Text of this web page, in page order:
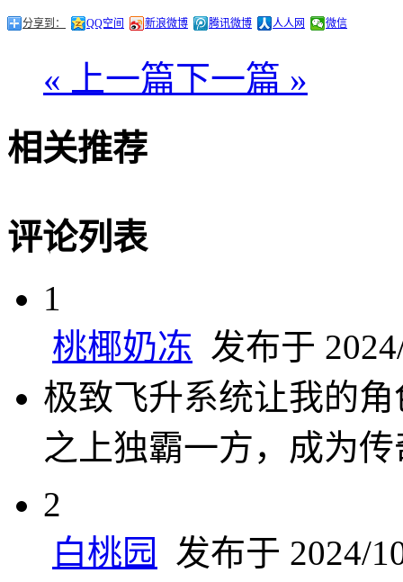
分享到： QQ空间 新浪微博 腾讯微博 人人网 微信
« 上一篇下一篇 »
相关推荐
评论列表
1
桃椰奶冻 发布于
极致飞升系统让我的
之上独霸一方，成为
2
白桃园
发布于 2024/